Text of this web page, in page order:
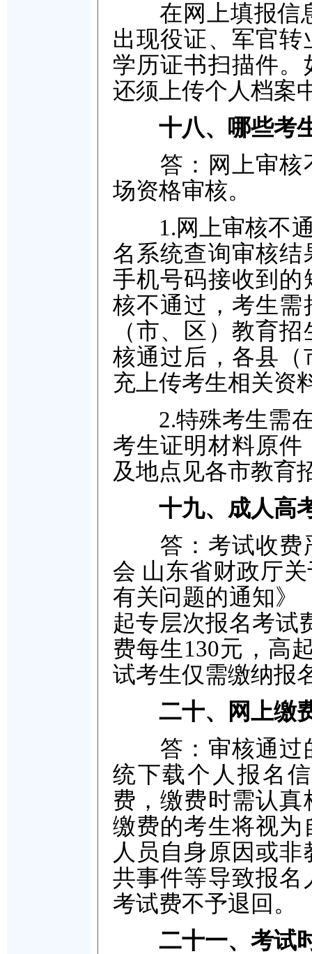
在网上填报信息
出现役证、军官
学历证书扫描件
还须上传个人档案
十八、哪些考
答：网上审核
场资格审核。
1.网上审核不通
名系统查询审核
手机号码接收到
核不通过，考生
（市、区）教育
核通过后，各县
充上传考生相关资
2.特殊考生需在
考生证明材料原
及地点见各市教育
十九、成人高
答：考试收费
会 山东省财政厅
有关问题的通知》
起专层次报名考试
费每生130元，高
试考生仅需缴纳报
二十、网上缴
答：审核通过
统下载个人报名
费，缴费时需认
缴费的考生将视
人员自身原因或
共事件等导致报
考试费不予退回。
二十一、考试